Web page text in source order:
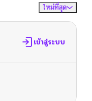
ใหม่ที่สุด
เข้าสู่ระบบ